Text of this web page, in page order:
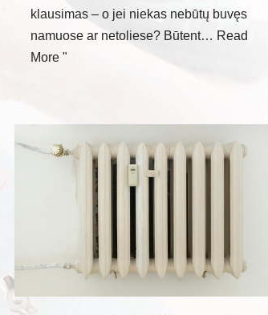
klausimas – o jei niekas nebūtų buvęs
namuose ar netoliese? Būtent… Read
More "